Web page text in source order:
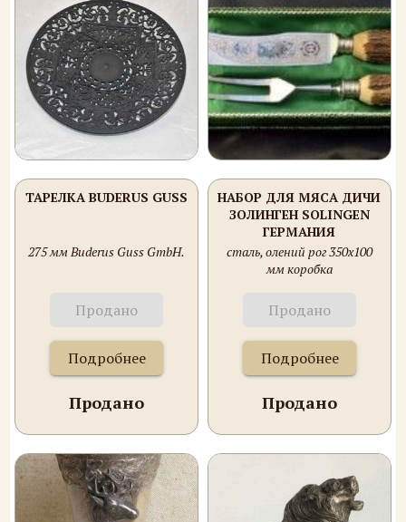
ТАРЕЛКА BUDERUS GUSS
275 мм Buderus Guss GmbH.
Продано
Подробнее
Продано
НАБОР ДЛЯ МЯСА ДИЧИ
ЗОЛИНГЕН SOLINGEN
ГЕРМАНИЯ
сталь, олений рог 350х100
мм коробка
Продано
Подробнее
Продано